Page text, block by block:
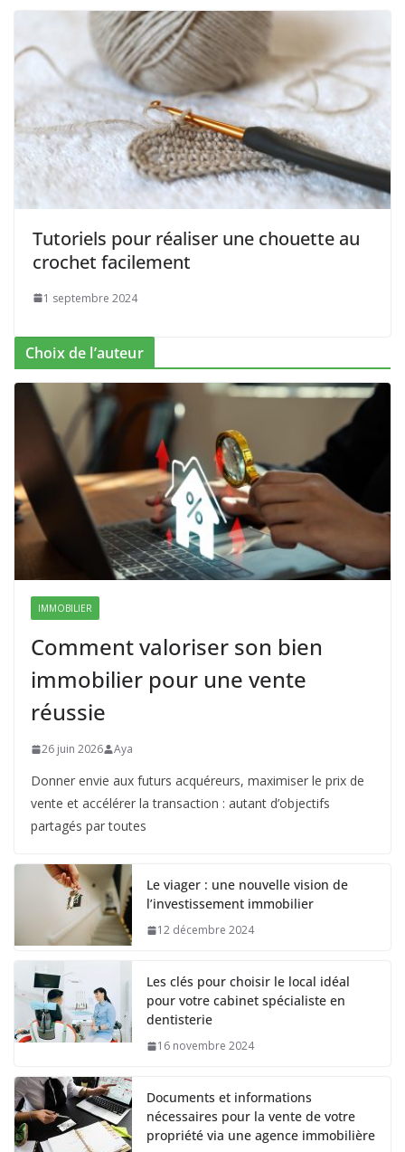
Tutoriels pour réaliser une chouette au
crochet facilement
1 septembre 2024
Choix de l’auteur
IMMOBILIER
Comment valoriser son bien
immobilier pour une vente
réussie
26 juin 2026 Aya
Donner envie aux futurs acquéreurs, maximiser le prix de
vente et accélérer la transaction : autant d’objectifs
partagés par toutes
Le viager : une nouvelle vision de
l’investissement immobilier
12 décembre 2024
Les clés pour choisir le local idéal
pour votre cabinet spécialiste en
dentisterie
16 novembre 2024
Documents et informations
nécessaires pour la vente de votre
propriété via une agence immobilière